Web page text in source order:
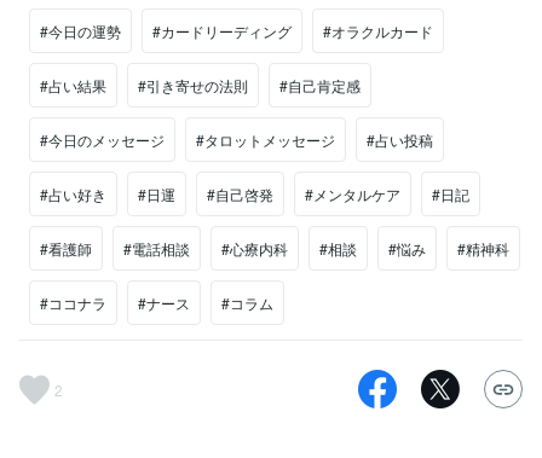
#今日の運勢 #カードリーディング #オラクルカード
#占い結果 #引き寄せの法則 #自己肯定感
#今日のメッセージ #タロットメッセージ #占い投稿
#占い好き #日運 #自己啓発 #メンタルケア #日記
#看護師 #電話相談 #心療内科 #相談 #悩み #精神科
#ココナラ #ナース #コラム
2